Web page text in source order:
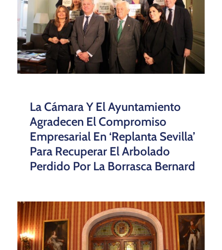
La Cámara Y El Ayuntamiento
Agradecen El Compromiso
Empresarial En ‘Replanta Sevilla’
Para Recuperar El Arbolado
Perdido Por La Borrasca Bernard